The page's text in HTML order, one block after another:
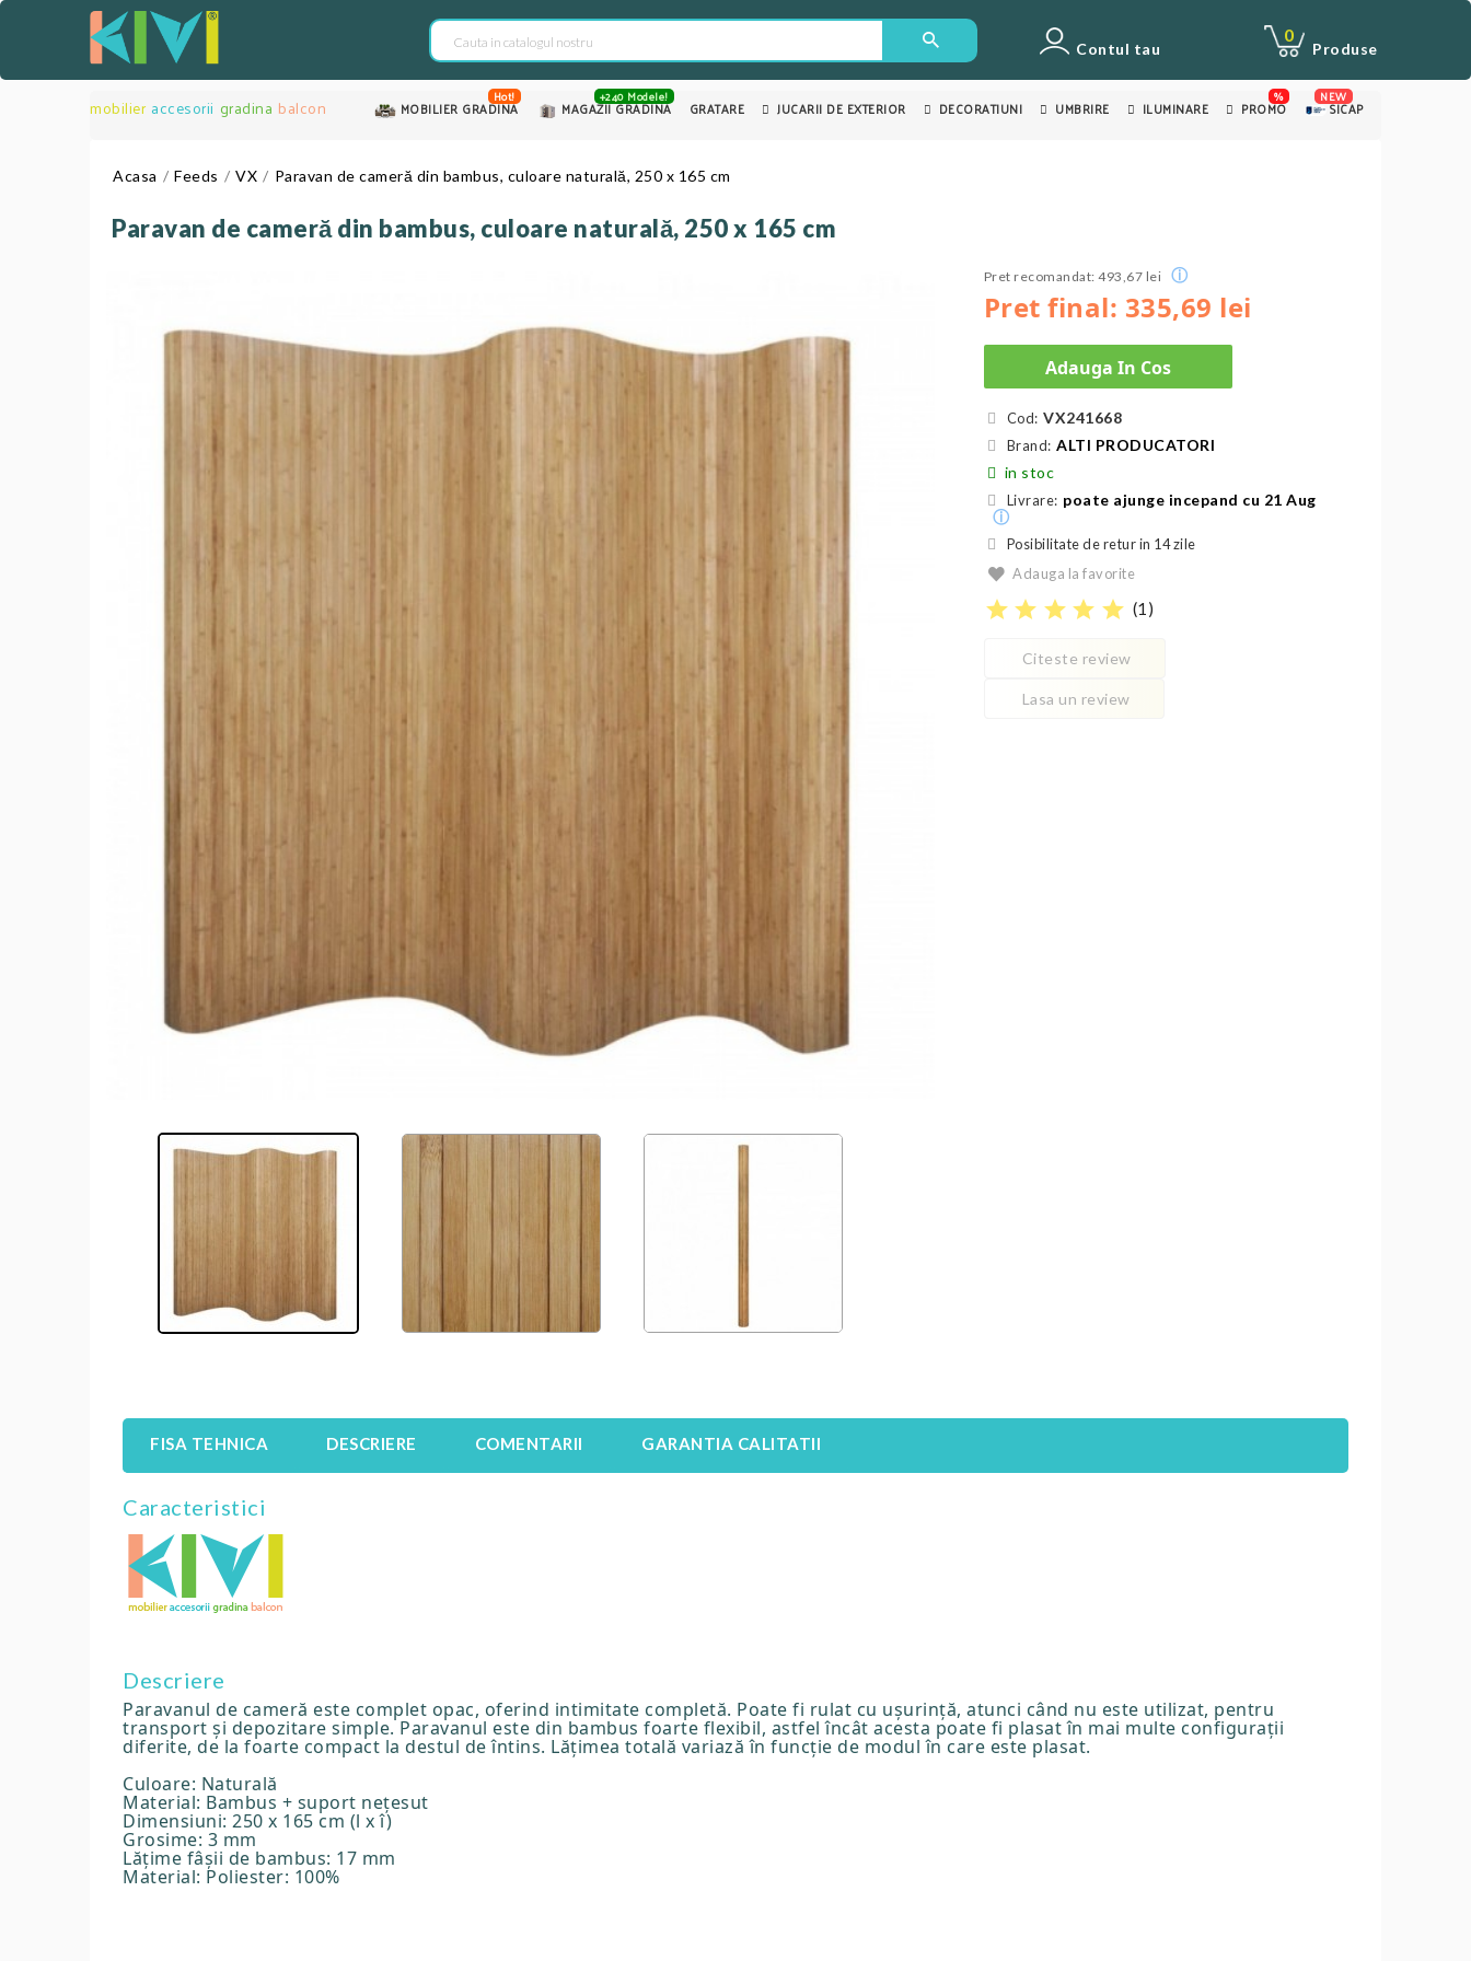
Contul tau Produse
0
mobilier accesorii gradina balcon MOBILIER GRADINA
Hot!
MAGAZII GRADINA
+240 Modele!
GRATARE JUCARII DE EXTERIOR DECORATIUNI UMBRIRE ILUMINARE PROMO
%
SICAP
NEW
Acasa Feeds VX Paravan de cameră din bambus, culoare naturală, 250 x 165 cm
Paravan de cameră din bambus, culoare naturală, 250 x 165 cm
Pret final: 335,69 lei
Pret recomandat: 493,67 lei ⓘ
Adauga In Cos
Cod: VX241668
Brand: ALTI PRODUCATORI
in stoc
Livrare: poate ajunge incepand cu 21 Aug
ⓘ
Posibilitate de retur in 14 zile
Adauga la favorite
star star star star star (1 )
Citeste review
Lasa un review
FISA TEHNICA DESCRIERE COMENTARII GARANTIA CALITATII
Caracteristici
Descriere
Paravanul de cameră este complet opac, oferind intimitate completă. Poate fi rulat cu ușurință, atunci când nu este utilizat, pentru
transport și depozitare simple. Paravanul este din bambus foarte flexibil, astfel încât acesta poate fi plasat în mai multe configurații
diferite, de la foarte compact la destul de întins. Lățimea totală variază în funcție de modul în care este plasat.
Culoare: Naturală
Material: Bambus + suport nețesut
Dimensiuni: 250 x 165 cm (l x î)
Grosime: 3 mm
Lățime fâșii de bambus: 17 mm
Material: Poliester: 100%